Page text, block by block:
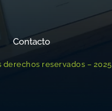
Contacto
reservados – 2025